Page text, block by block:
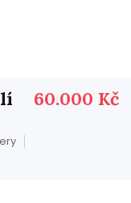
60.000 Kč